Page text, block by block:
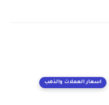
اسعار العملات والذهب